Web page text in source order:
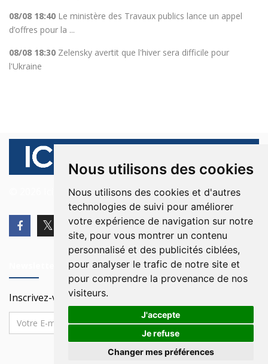
Nous utilisons des cookies
Nous utilisons des cookies et d'autres
technologies de suivi pour améliorer
votre expérience de navigation sur notre
site, pour vous montrer un contenu
personnalisé et des publicités ciblées,
pour analyser le trafic de notre site et
pour comprendre la provenance de nos
visiteurs.
J'accepte
Je refuse
Changer mes préférences
08/08 18:40 Le ministère des Travaux publics lance un appel
d’offres pour la ...
08/08 18:30 Zelensky avertit que l'hiver sera difficile pour
l'Ukraine
© 2026 Ici Beyrouth. Tous les droits sont réservés.
Inscrivez-vous à notre Newsletter